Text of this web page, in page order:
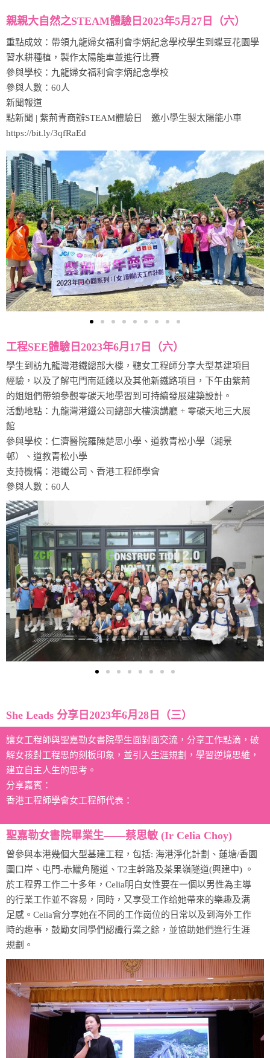
親親大自然之STEAM體驗日2023年5月27日（六）
重點成效：帶領九龍婦女福利會李炳紀念學校學生到蝶豆花園學
習水耕種植，製作太陽能車並進行比賽
參與學校：九龍婦女福利會李炳紀念學校
參與人數：60人
新聞報道
點新聞 | 紫荊青商辦STEAM體驗日 邀小學生製太陽能小車
https://bit.ly/3qfRaEd
工程SEE體驗日2023年6月17日（六）
學生到訪九龍灣港鐵總部大樓，聽女工程師分享大型基建項目
經驗，以及了解屯門南延綫以及其他新鐵路項目，下午由紫荊
的姐姐們帶領參觀零碳天地學習到可持續發展建築設計。
活動地點：九龍灣港鐵公司總部大樓演講廳 + 零碳天地三大展
館
參與學校：仁濟醫院羅陳楚思小學、道教青松小學（湖景
邨）、道教青松小學
支持機構：港鐵公司、香港工程師學會
參與人數：60人
She Leads 分享日2023年6月28日（三）
讓女工程師與聖嘉勒女書院學生面對面交流，分享工作點滴，破
解女孩對工程思的刻板印象，並引入生涯規劃，學習逆境思維，
建立自主人生的思考。
分享嘉賓：
香港工程師學會女工程師代表：
聖嘉勒女書院畢業生——蔡思敏 (Ir Celia Choy)
曾參與本港幾個大型基建工程，包括: 海港淨化計劃、蓮塘/香園
圍口岸、屯門-赤鱲角隧道、T2主幹路及茶果嶺隧道(興建中) 。
於工程界工作二十多年，Celia明白女性要在一個以男性為主導
的行業工作並不容易，同時，又享受工作给她帶來的樂趣及满
足感。Celia會分享她在不同的工作崗位的日常以及到海外工作
時的趣事，鼓勵女同學們認識行業之餘，並協助她們進行生涯
規劃。